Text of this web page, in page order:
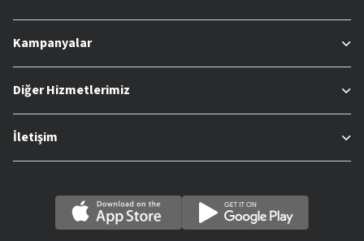
Kampanyalar
Diğer Hizmetlerimiz
İletişim